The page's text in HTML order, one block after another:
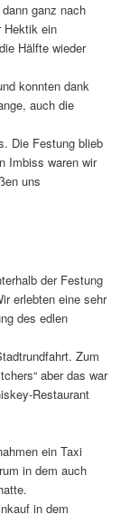
ganz nach
Hektik ein
Hälfte wieder
konnten dank
auch die
Die Festung blieb
Imbiss waren wir
uns
der Festung
erlebten eine sehr
des edlen
Zum
aber das war
Restaurant
ein Taxi
in dem auch
in dem